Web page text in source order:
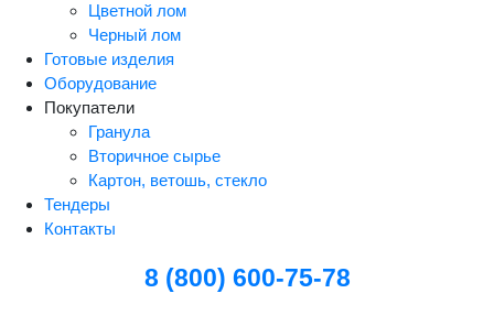
Цветной лом
Черный лом
Готовые изделия
Оборудование
Покупатели
Гранула
Вторичное сырье
Картон, ветошь, стекло
Тендеры
Контакты
8 (800) 600-75-78